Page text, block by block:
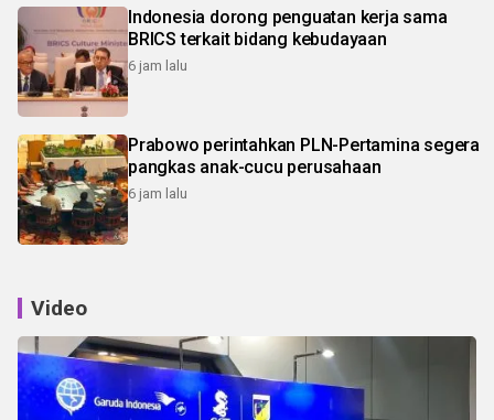
Indonesia dorong penguatan kerja sama
BRICS terkait bidang kebudayaan
6 jam lalu
Prabowo perintahkan PLN-Pertamina segera
pangkas anak-cucu perusahaan
6 jam lalu
Video